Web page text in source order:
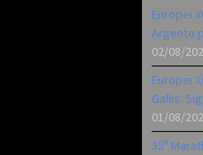
Europei
Argento
02/08/
Europei
Gallis.
01/08/
35ª